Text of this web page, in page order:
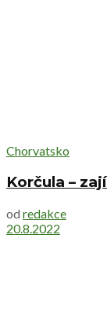
Chorvatsko
Korčula –
od redakce
20.8.2022